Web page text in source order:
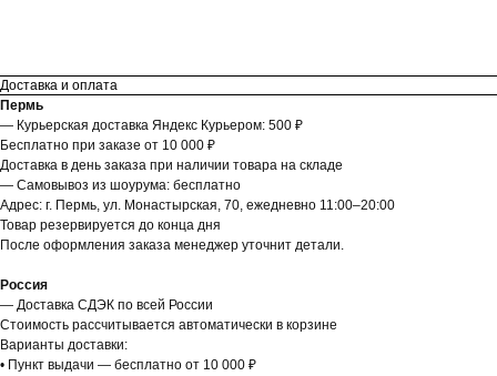
Доставка и оплата
Пермь
— Курьерская доставка Яндекс Курьером: 500 ₽
Бесплатно при заказе от 10 000 ₽
Доставка в день заказа при наличии товара на складе
— Самовывоз из шоурума: бесплатно
Адрес: г. Пермь, ул. Монастырская, 70, ежедневно 11:00–20:00
Товар резервируется до конца дня
После оформления заказа менеджер уточнит детали.
Россия
— Доставка СДЭК по всей России
Стоимость рассчитывается автоматически в корзине
Варианты доставки:
• Пункт выдачи — бесплатно от 10 000 ₽